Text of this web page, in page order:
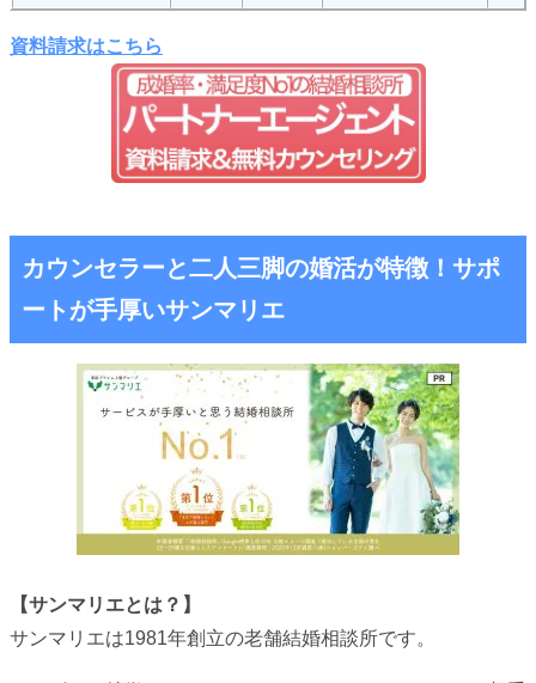
資料請求はこちら
カウンセラーと二人三脚の婚活が特徴！サポ
ートが手厚いサンマリエ
【サンマリエとは？】
サンマリエは1981年創立の老舗結婚相談所です。